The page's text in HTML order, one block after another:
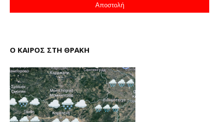
Ο ΚΑΙΡΟΣ ΣΤΗ ΘΡΑΚΗ